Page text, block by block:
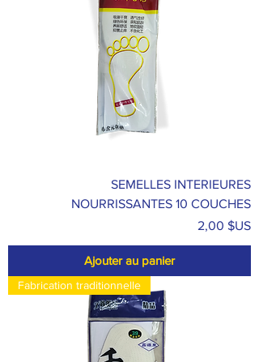
SEMELLES INTERIEURES
NOURRISSANTES 10 COUCHES
Prix
2,00 $US
Ajouter au panier
Fabrication traditionnelle